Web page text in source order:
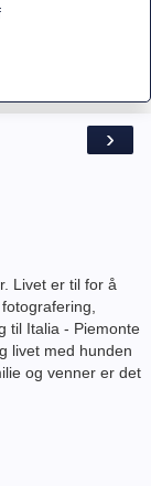
›
Livet er til for å
til Italia - Piemonte
livet med hunden
og venner er det